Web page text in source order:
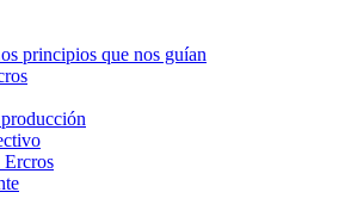
principios que nos guían
Ercros